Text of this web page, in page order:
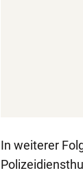
In weiterer